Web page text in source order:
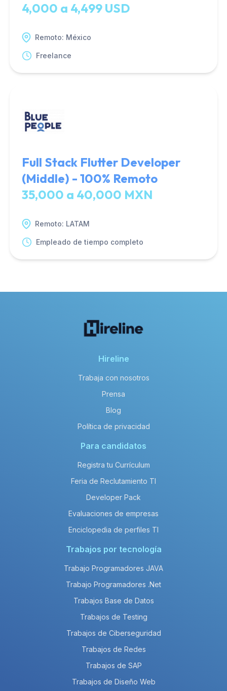
4,000 a 4,499 USD
Remoto: México
Freelance
Full Stack Flutter Developer
(Middle) - 100% Remoto
35,000 a 40,000 MXN
Remoto: LATAM
Empleado de tiempo completo
Hireline
Trabaja con nosotros
Prensa
Blog
Política de privacidad
Para candidatos
Registra tu Currículum
Feria de Reclutamiento TI
Developer Pack
Evaluaciones de empresas
Enciclopedia de perfiles TI
Trabajos por tecnología
Trabajo Programadores JAVA
Trabajo Programadores .Net
Trabajos Base de Datos
Trabajos de Testing
Trabajos de Ciberseguridad
Trabajos de Redes
Trabajos de SAP
Trabajos de Diseño Web